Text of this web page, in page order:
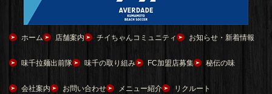
ホーム 店舗案内 チイちゃんコミュニティ お知らせ・新着情報
味千拉麺出前隊 味千の取り組み FC加盟店募集 秘伝の味
会社案内 お問い合わせ メニュー紹介 リクルート